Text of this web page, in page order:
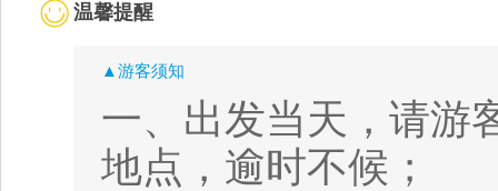
温馨提醒
▲游客须知
一、出发当天，请游
地点，逾时不候；